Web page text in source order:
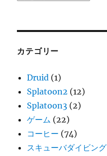
ブ
カテゴリー
Druid (1)
Splatoon2 (12)
Splatoon3 (2)
ゲーム (22)
コーヒー (74)
スキューバダイビング